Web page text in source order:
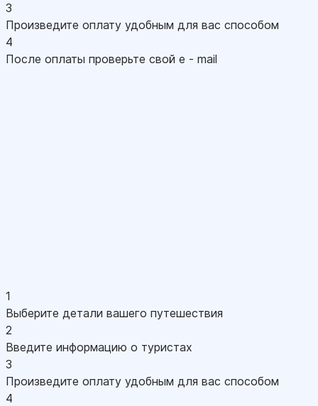
3
Произведите оплату удобным для вас способом
4
После оплаты проверьте свой e - mail
1
Выберите детали вашего путешествия
2
Введите информацию о туристах
3
Произведите оплату удобным для вас способом
4